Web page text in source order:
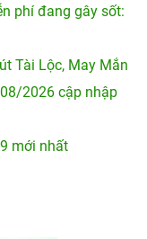
phí đang gây sốt:
Tài Lộc, May Mắn
2026 cập nhập
mới nhất